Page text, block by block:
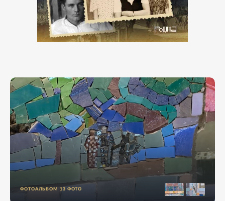
ФОТОАЛЬБОМ 13 ФОТО